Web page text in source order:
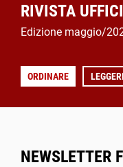
RIVISTA
Edizione maggio/
ORDINARE
NEWSLETTER